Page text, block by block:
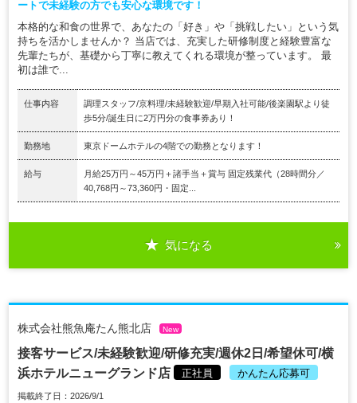
ートで未経験の方でも安心な環境です！
本格的な和食の世界で、あなたの「好き」や「挑戦したい」という気
持ちを活かしませんか？ 当店では、充実した研修制度と経験豊富な
先輩たちが、基礎から丁寧に教えてくれる環境が整っています。 最
初は誰で...
仕事内容
調理スタッフ/京料理/未経験歓迎/早期入社可能/後楽園駅より徒
歩5分/誕生日に2万円分の食事券あり！
勤務地 東京ドームホテルの4階での勤務となります！
給与
月給25万円～45万円＋諸手当＋賞与 固定残業代（28時間分／
40,768円～73,360円・固定...
気になる
株式会社熊魚庵たん熊北店 New
接客サービス/未経験歓迎/研修充実/週休2日/希望休可/横
浜ホテルニューグランド店
正社員 かんたん応募可
掲載終了日：2026/9/1